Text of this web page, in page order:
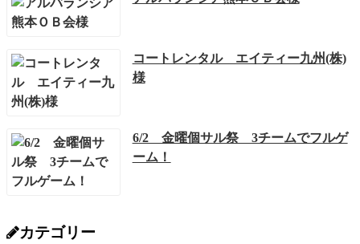
コートレンタル エイティー九州(株)
様
6/2 金曜個サル祭 3チームでフルゲ
ーム！
カテゴリー